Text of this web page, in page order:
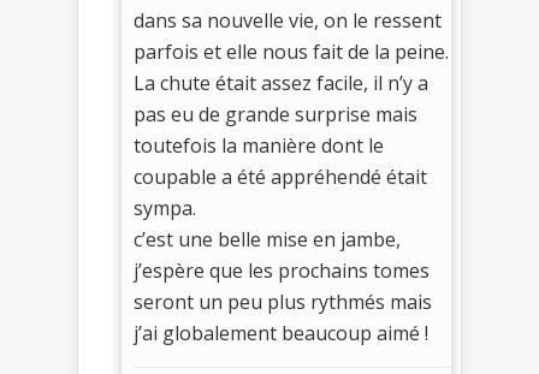
dans sa nouvelle vie, on le ressent
parfois et elle nous fait de la peine.
La chute était assez facile, il n’y a
pas eu de grande surprise mais
toutefois la manière dont le
coupable a été appréhendé était
sympa.
c’est une belle mise en jambe,
j’espère que les prochains tomes
seront un peu plus rythmés mais
j’ai globalement beaucoup aimé !